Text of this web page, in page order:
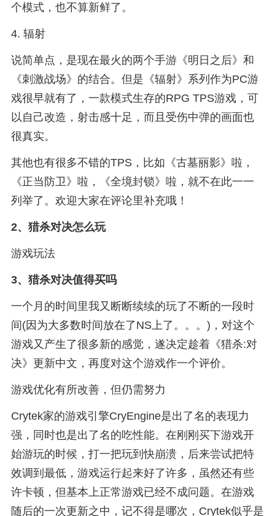
个模式，也不算新鲜了。
4. 辐射
说简单点，是现在最火的两个手游《明日之后》和
《刺激战场》的结合。但是《辐射》系列作为PC游
戏很早就有了，一款模式生存的RPG TPS游戏，可
以自己改造，射击感十足，而且受伤中弹的画面也
很真实。
其他也有很多不错的TPS，比如《古墓丽影》啦，
《正当防卫》啦，《全境封锁》啦，就不在此一一
列举了。欢迎大家在评论里补充哦！
2、 猎杀对决怎么玩
游戏玩法
3、 猎杀对决值得买吗
一个月的时间里我又断断续续的玩了不断的一段时
间(因为大多数时间放在了NS上了。。。)，对这个
游戏又产生了很多新的感觉，遂决定趁着《猎杀:对
决》更新中文，再度对这个游戏作一个评价。
游戏优化有所改善，但仍需努力
Crytek家的游戏引擎CryEngine是出了名的表现力
强，同时也是出了名的吃性能。在刚刚买下游戏开
始游玩的时候，打一把玩到快崩溃，后来尝试把特
效调到最低，游戏运行起来好了许多，虽然还有些
许卡顿，但基本上正常游戏已经不成问题。在游戏
随后的一次更新之中，记不得是哪次，Crytek似乎是